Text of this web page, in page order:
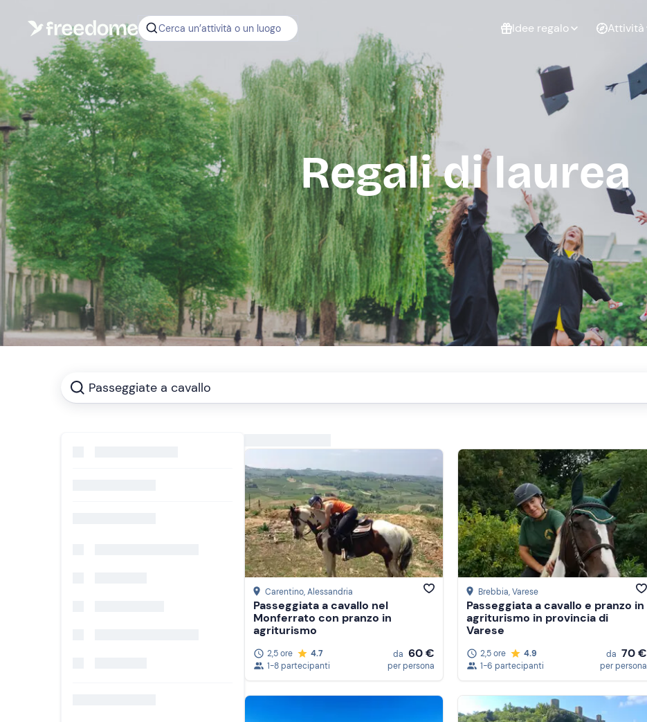
Cerca un’attività o un luogo Idee regalo
Non sai cosa
regalare?
Gift Card Freedome
Un regalo digitale che
lascia la libertà di
scegliere esperienze
outdoor in tutta Italia.
Regala una Gift Card Laurea
celibato
Attività
Regali di laurea
Passeggiate a cavallo
Carentino, Alessandria
Passeggiata a cavallo nel
Monferrato con pranzo in
agriturismo
2,5 ore
4.7
1-8 partecipanti
da 60 €
per persona
Brebbia, Varese
Passeggiata a cavallo e pranzo in
agriturismo in provincia di
Varese
2,5 ore
4.9
1-6 partecipanti
da 70 €
per persona